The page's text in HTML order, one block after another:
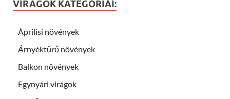
VIRÁGOK KATEGÓRIÁI:
Áprilisi növények
Árnyéktűrő növények
Balkon növények
Egynyári virágok